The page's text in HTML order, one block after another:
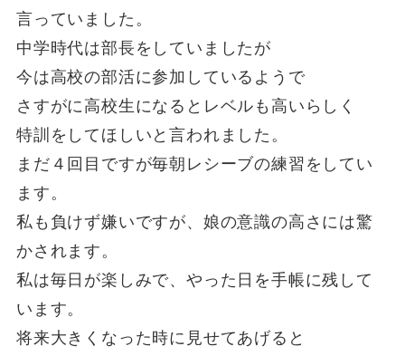
言っていました。
中学時代は部長をしていましたが
今は高校の部活に参加しているようで
さすがに高校生になるとレベルも高いらしく
特訓をしてほしいと言われました。
まだ４回目ですが毎朝レシーブの練習をしてい
ます。
私も負けず嫌いですが、娘の意識の高さには驚
かされます。
私は毎日が楽しみで、やった日を手帳に残して
います。
将来大きくなった時に見せてあげると